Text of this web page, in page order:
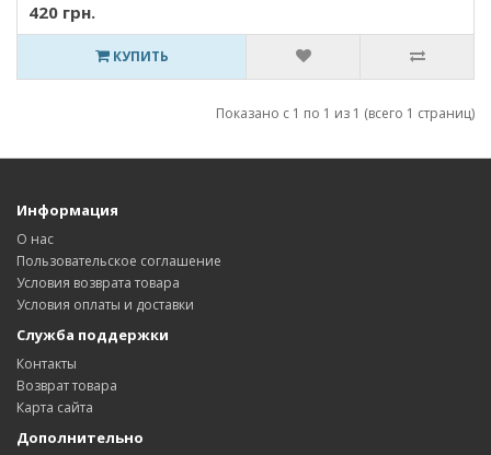
420 грн.
КУПИТЬ
Показано с 1 по 1 из 1 (всего 1 страниц)
Информация
О нас
Пользовательское соглашение
Условия возврата товара
Условия оплаты и доставки
Служба поддержки
Контакты
Возврат товара
Карта сайта
Дополнительно